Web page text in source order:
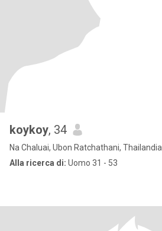
koykoy, 34
Na Chaluai, Ubon Ratchathani, Thailandia
Alla ricerca di: Uomo 31 - 53